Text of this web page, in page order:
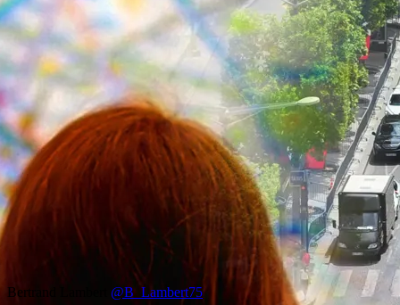
Bertrand Lambert @B_Lambert75